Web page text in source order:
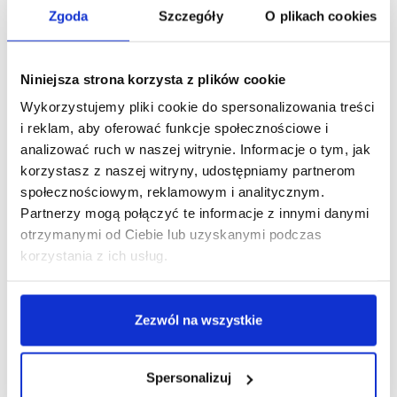
Zgoda Szczegóły O plikach cookies
Niniejsza strona korzysta z plików cookie
Wykorzystujemy pliki cookie do spersonalizowania treści
i reklam, aby oferować funkcje społecznościowe i
analizować ruch w naszej witrynie. Informacje o tym, jak
korzystasz z naszej witryny, udostępniamy partnerom
społecznościowym, reklamowym i analitycznym.
Partnerzy mogą połączyć te informacje z innymi danymi
otrzymanymi od Ciebie lub uzyskanymi podczas
korzystania z ich usług.
Zezwól na wszystkie
Spersonalizuj
Bluza dresowa rozpinana COMFORT
171,56 zł brutto
Polecane
Nasz newsletter
Zapisz się do naszego newslettera, aby na
bieżąco śledzić nowości w naszym sklepie